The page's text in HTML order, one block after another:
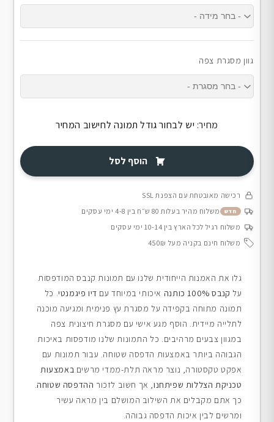
גוון מסגרת צפה
מחיר: יש לבחור גודל תמונה לחישוב המחיר
הוסף לסל
רכישה מאובטחת עם הצפנת SSL
חדש
משלוח מהיר בעלות 80 ש״ח בין 4-8 ימי עסקים
משלוח רגיל לכל הארץ בין 10-14 ימי עסקים
משלוח חינם בקניה מעל 450₪
גלו את האמנות הייחודית שלנו עם תמונות קנבס המודפסות
על קנבס 100% כותנה איכותי במיוחד עם דיו פיגמנטי. כל
תמונה מתוחה בקפידה על מסגרת עץ פנימית ומגיעה מוכנה
לתלייה מיידית. הוסף מגע אישי עם מסגרת חיצונית צפה
במגוון צבעים מרהיבים. כל התמונות שלנו מודפסות באיכות
הגבוהה ביותר באמצעות הדפסה שטוחה. עבור תמונות עם
אפקט טקסטורה, נוצר מראה תלת-ממדי מרשים באמצעות
טכניקת הצללות שפיתחנו, אך חשוב לזכור ההדפסה שטוחה.
כך אתם מקבלים את השילוב המושלם בין מראה עשיר
ומרשים לבין איכות הדפסה גבוהה.